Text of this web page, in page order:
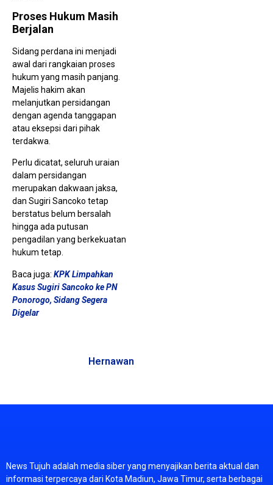
Proses Hukum Masih
Berjalan
Sidang perdana ini menjadi
awal dari rangkaian proses
hukum yang masih panjang.
Majelis hakim akan
melanjutkan persidangan
dengan agenda tanggapan
atau eksepsi dari pihak
terdakwa.
Perlu dicatat, seluruh uraian
dalam persidangan
merupakan dakwaan jaksa,
dan Sugiri Sancoko tetap
berstatus belum bersalah
hingga ada putusan
pengadilan yang berkekuatan
hukum tetap.
Baca juga: KPK Limpahkan
Kasus Sugiri Sancoko ke PN
Ponorogo, Sidang Segera
Digelar
Hernawan
News Tujuh adalah media siberyang menyajikan berita aktual dan
informasi terpercaya dari Kota Madiun, Jawa Timur, serta berbagai